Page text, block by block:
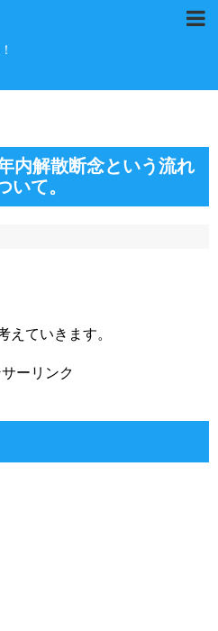
内解散断念という流れ
いて。
えていきます。
ーリンク